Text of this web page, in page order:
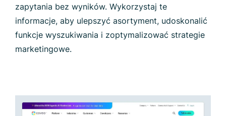
zapytania bez wyników. Wykorzystaj te
informacje, aby ulepszyć asortyment, udoskonalić
funkcje wyszukiwania i zoptymalizować strategie
marketingowe.